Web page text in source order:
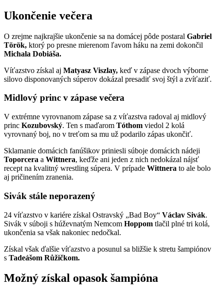
Ukončenie večera
O zrejme najkrajšie ukončenie sa na domácej pôde postaral Gabriel
Török, ktorý po presne mierenom ľavom háku na zemi dokončil
Michala Dobiáša.
Víťazstvo získal aj Matyasz Viszlay, keď v zápase dvoch výborne
silovo disponovaných súperov dokázal presadiť svoj štýl a zvíťaziť.
Midlový princ v zápase večera
V extrémne vyrovnanom zápase sa z víťazstva radoval aj midlový
princ Kozubovský. Ten s maďarom Tóthom viedol 2 kolá
vyrovnaný boj, no v treťom sa mu už podarilo zápas ukončiť.
Sklamanie domácich fanúšikov priniesli súboje domácich nádeji
Toporcera a Wittnera, keďže ani jeden z nich nedokázal nájsť
recept na kvalitný wrestling súpera. V prípade Wittnera to ale bolo
aj pričinením zranenia.
Sivák stále neporazený
24 víťazstvo v kariére získal Ostravský „Bad Boy“ Václav Sivák.
Sivák v súboji s húževnatým Nemcom Hoppom tlačil plné tri kolá,
ukončenia sa však nakoniec nedočkal.
Získal však ďalšie víťazstvo a posunul sa bližšie k stretu šampiónov
s Tadeášom Růžičkom.
Možný získal opasok šampióna